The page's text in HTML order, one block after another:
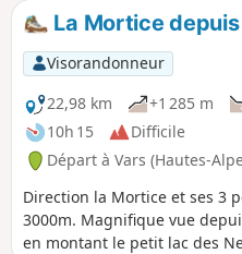
La Mortice
Visorandonneur
22,98 km
+1 285 m
10h 15
Difficile
Départ à Vars (Hautes-
Direction la Mortice et ses 3
3000m. Magnifique vue
en montant le petit lac des